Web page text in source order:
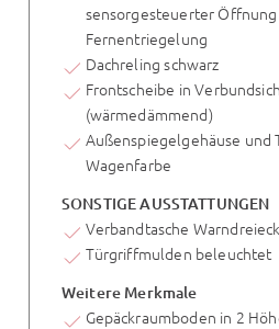
sensorgesteuerter
Fernentriegelung
Dachreling schwarz
Frontscheibe in
(wärmedämmend)
Außenspiegelgehäuse und
Wagenfarbe
SONSTIGE AUSSTATTUNGEN
Verbandtasche
Türgriffmulden beleuchtet
Weitere Merkmale
Gepäckraumboden in 2